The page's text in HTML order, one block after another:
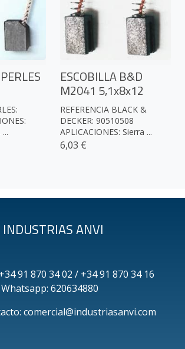
ESCOBILLA B&D
M2041 5,1x8x12
REFERENCIA BLACK &
DECKER: 90510508
APLICACIONES: Sierra ...
6,03 €
INDUSTRIAS ANVI
91 870 34 02 / +34 91 870 34 16
Whatsapp: 620634880
comercial@industriasanvi.com